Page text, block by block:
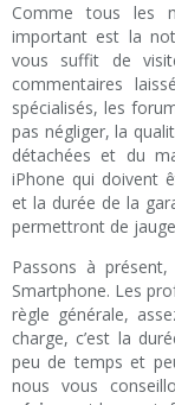
Comme tous les
important est la
vous suffit de
commentaires
spécialisés, les
pas négliger, la
détachées et du
iPhone qui doivent
et la durée de la
permettront de
Passons à
Smartphone. Les
règle générale,
charge, c’est la
peu de temps et
nous vous